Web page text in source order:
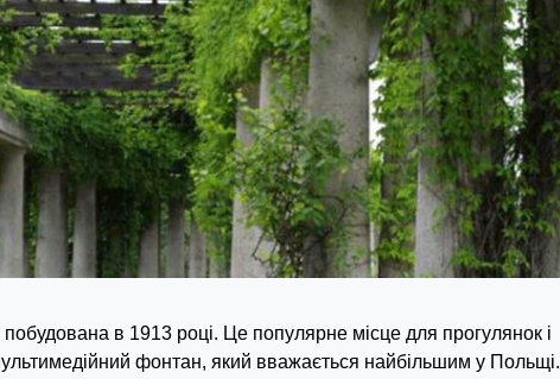
в 1913 році. Це популярне місце для прогулянок і
фонтан, який вважається найбільшим у Польщі.